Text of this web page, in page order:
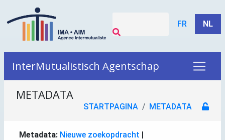
FR NL
InterMutualistisch Agentschap
METADATA
STARTPAGINA METADATA
Metadata: Nieuwe zoekopdracht |